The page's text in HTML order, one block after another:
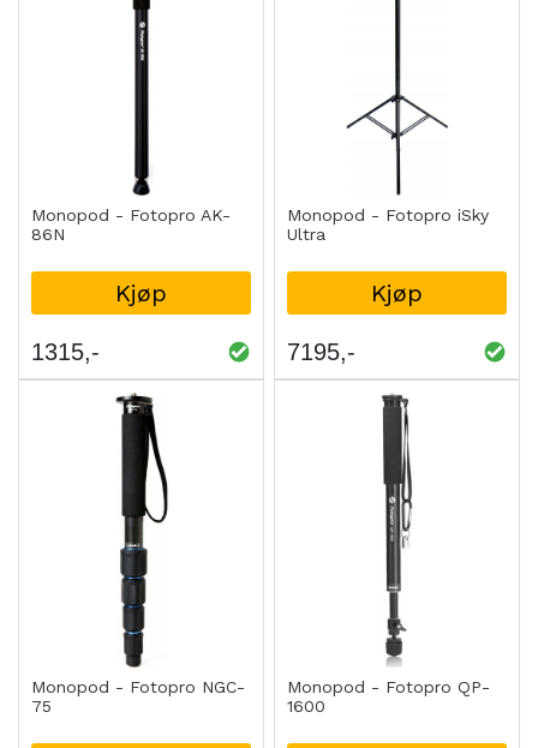
Monopod - Fotopro AK-
86N
Kjøp
1315
Monopod - Fotopro iSky
Ultra
Kjøp
7195
Monopod - Fotopro NGC-
75
Monopod - Fotopro QP-
1600